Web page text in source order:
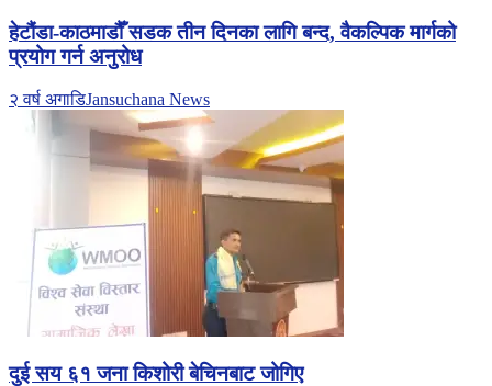
हेटौंडा-काठमाडौँ सडक तीन दिनका लागि बन्द, वैकल्पिक मार्गको
प्रयोग गर्न अनुरोध
२ वर्ष अगाडिJansuchana News
दुई सय ६१ जना किशोरी बेचिनबाट जोगिए